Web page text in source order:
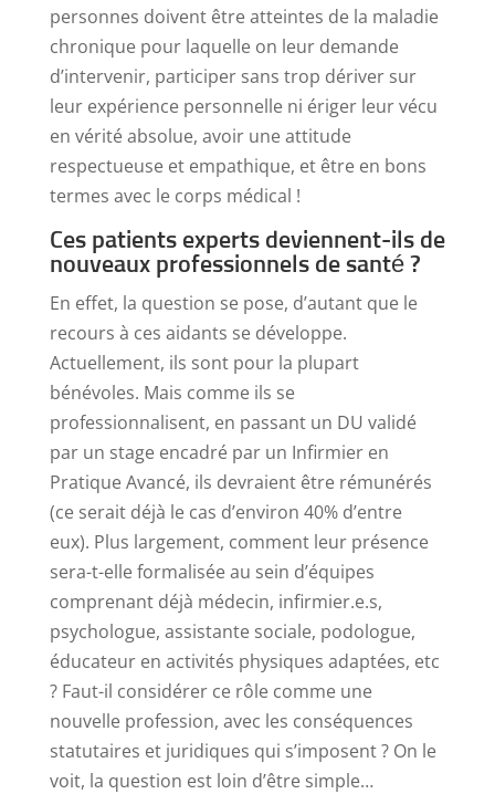
personnes doivent être atteintes de la maladie
chronique pour laquelle on leur demande
d’intervenir, participer sans trop dériver sur
leur expérience personnelle ni ériger leur vécu
en vérité absolue, avoir une attitude
respectueuse et empathique, et être en bons
termes avec le corps médical !
Ces patients experts deviennent-ils de
nouveaux professionnels de santé ?
En effet, la question se pose, d’autant que le
recours à ces aidants se développe.
Actuellement, ils sont pour la plupart
bénévoles. Mais comme ils se
professionnalisent, en passant un DU validé
par un stage encadré par un Infirmier en
Pratique Avancé, ils devraient être rémunérés
(ce serait déjà le cas d’environ 40% d’entre
eux). Plus largement, comment leur présence
sera-t-elle formalisée au sein d’équipes
comprenant déjà médecin, infirmier.e.s,
psychologue, assistante sociale, podologue,
éducateur en activités physiques adaptées, etc
? Faut-il considérer ce rôle comme une
nouvelle profession, avec les conséquences
statutaires et juridiques qui s’imposent ? On le
voit, la question est loin d’être simple…